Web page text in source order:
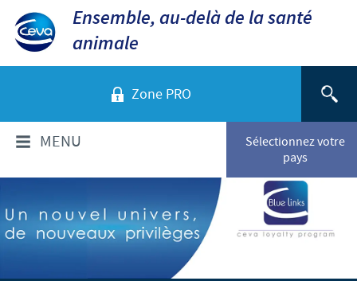
Ensemble, au-delà de la santé
animale
Zone PRO
Sélectionnez votre
pays
MENU
QUI SOMMES-NOUS?
Aperçu de la société
PRODUITS